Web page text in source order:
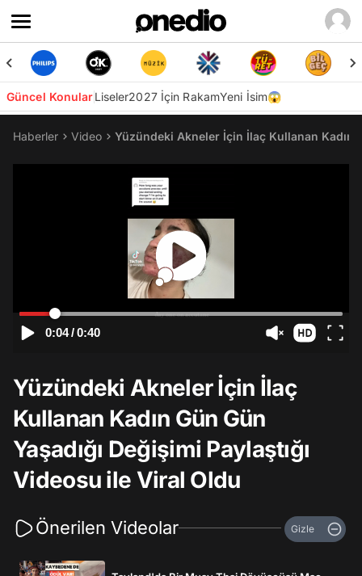
Güncel KonularLiseler2027 İçin RakamYeni İsim😱
Haberler Video Yüzündeki Akneler İçin İlaç Kullanan Kadın
0:04/0:40
Yüzündeki Akneler İçin İlaç
Kullanan Kadın Gün Gün
Yaşadığı Değişimi Paylaştığı
Videosu ile Viral Oldu
Önerilen Videolar Gizle